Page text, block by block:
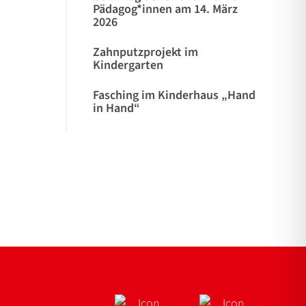
Pädagog*innen am 14. März
2026
Zahnputzprojekt im
Kindergarten
Fasching im Kinderhaus „Hand
in Hand“